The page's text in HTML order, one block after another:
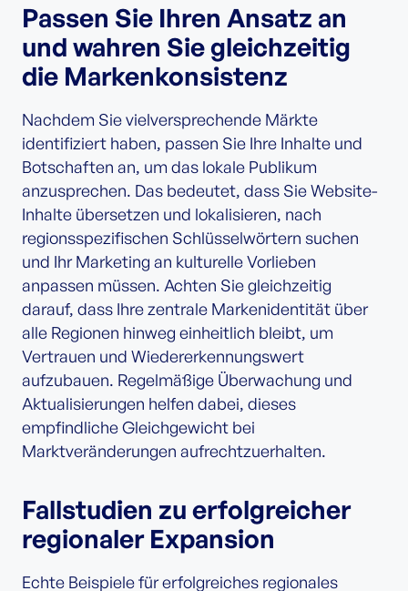
Passen Sie Ihren Ansatz an
und wahren Sie gleichzeitig
die Markenkonsistenz
Nachdem Sie vielversprechende Märkte
identifiziert haben, passen Sie Ihre Inhalte und
Botschaften an, um das lokale Publikum
anzusprechen. Das bedeutet, dass Sie Website-
Inhalte übersetzen und lokalisieren, nach
regionsspezifischen Schlüsselwörtern suchen
und Ihr Marketing an kulturelle Vorlieben
anpassen müssen. Achten Sie gleichzeitig
darauf, dass Ihre zentrale Markenidentität über
alle Regionen hinweg einheitlich bleibt, um
Vertrauen und Wiedererkennungswert
aufzubauen. Regelmäßige Überwachung und
Aktualisierungen helfen dabei, dieses
empfindliche Gleichgewicht bei
Marktveränderungen aufrechtzuerhalten.
Fallstudien zu erfolgreicher
regionaler Expansion
Echte Beispiele für erfolgreiches regionales